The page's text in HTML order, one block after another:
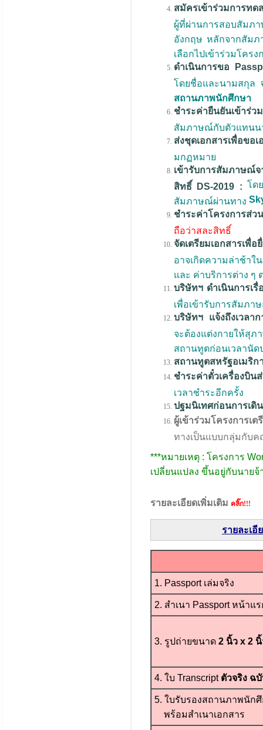
สมัครเข้าร่วมการท
ผู้ที่ผ่านการสอบสัมภา
อังกฤษ หลักจากสัมภ
เลือกไปเข้าร่วมโคร
ดำเนินการขอ
โดยชื่อและนามสกุล
สถานภาพนักศึกษา
ชำระค่ายืนยันเข้าร่
สัมภาษณ์กับตัวแทนน
ส่งชุดเอกสารเพื่อขอ
มกฏหมาย
เข้ารับการสัมภาษณ์
สิทธิ์ DS-2019 : โด
สัมภาษณ์ผ่านทาง
ชำระค่าโครงการส่ว
ถือว่าสละสิทธิ์
จัดเตรียมเอกสารเพื่
อาจเกิดความล่าช้าใ
และ ค่าบริการต่าง ๆ
บริษัทฯ ดำเนินการเรื่
เพื่อเข้ารับการสัมภา
บริษัทฯ แจ้งถึงเวลา
จะต้องแต่งกายให้สุ
สถานทูตก่อนเวลานั
สถานทูตสหรัฐอเมริก
ชำระค่าตั๋วเครื่องบิ
เวลาชำระอีกครั้ง
ปฐมนิเทศก่อนการเดิ
ผู้เข้าร่วมโครงการเ
ทางเป็นแบบกลุ่มกับค
***หมายเหตุ : โครงการ
เปลี่ยนแปลง ขึ้นอยู่กับนาย
รายละเอียดเพิ่มเติม คลิ๊ก!!!
รายละเอี
1. Passport เล่มจริง
2. สำเนา Passport หน้า
3. รูปถ่ายขนาด 2 นิ้ว x 2
4. ใบ Transcript ตัวจริง ฉ
5. ใบรับรองสถานภาพนัก
พร้อมสำเนาเอกสาร